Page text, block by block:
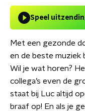
Speel
Met een gezonde
en de beste muziek
Wil je wat horen?
collega’s even de
staat bij Luc altijd
braaf op! En als je